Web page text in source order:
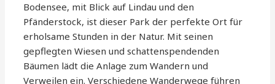
Bodensee, mit Blick auf Lindau und den
Pfänderstock, ist dieser Park der perfekte Ort für
erholsame Stunden in der Natur. Mit seinen
gepflegten Wiesen und schattenspendenden
Bäumen lädt die Anlage zum Wandern und
Verweilen ein. Verschiedene Wanderwege führen